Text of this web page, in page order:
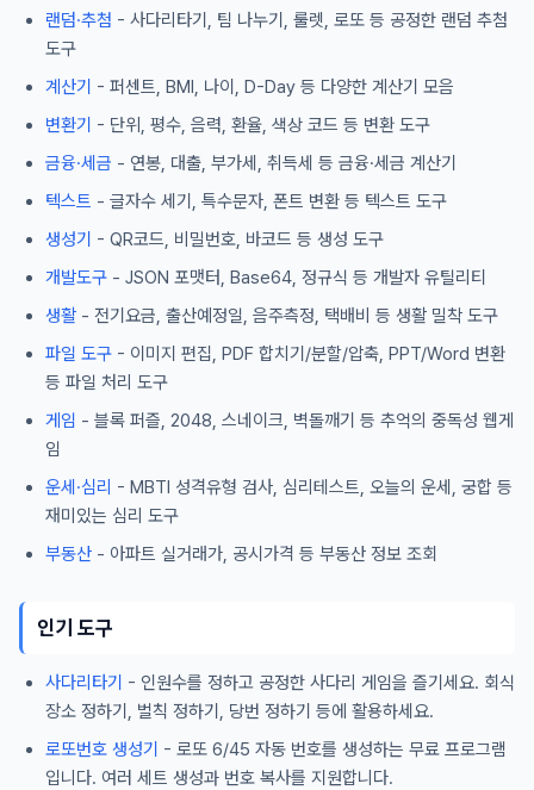
랜덤·추첨 - 사다리타기, 팀 나누기, 룰렛, 로또 등 공정한 랜덤 추첨
도구
계산기 - 퍼센트, BMI, 나이, D-Day 등 다양한 계산기 모음
변환기 - 단위, 평수, 음력, 환율, 색상 코드 등 변환 도구
금융·세금 - 연봉, 대출, 부가세, 취득세 등 금융·세금 계산기
텍스트 - 글자수 세기, 특수문자, 폰트 변환 등 텍스트 도구
생성기 - QR코드, 비밀번호, 바코드 등 생성 도구
개발도구 - JSON 포맷터, Base64, 정규식 등 개발자 유틸리티
생활 - 전기요금, 출산예정일, 음주측정, 택배비 등 생활 밀착 도구
파일 도구 - 이미지 편집, PDF 합치기/분할/압축, PPT/Word 변환
등 파일 처리 도구
게임 - 블록 퍼즐, 2048, 스네이크, 벽돌깨기 등 추억의 중독성 웹게
임
운세·심리 - MBTI 성격유형 검사, 심리테스트, 오늘의 운세, 궁합 등
재미있는 심리 도구
부동산 - 아파트 실거래가, 공시가격 등 부동산 정보 조회
인기 도구
사다리타기 - 인원수를 정하고 공정한 사다리 게임을 즐기세요. 회식
장소 정하기, 벌칙 정하기, 당번 정하기 등에 활용하세요.
로또번호 생성기 - 로또 6/45 자동 번호를 생성하는 무료 프로그램
입니다. 여러 세트 생성과 번호 복사를 지원합니다.